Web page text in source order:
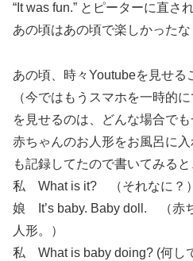
“It was fun.” とピーターに直さ
あの頃はあの頃で楽しかったな
あの頃、時々Youtubeを見せる
（今ではもうスマホを一時的
を見せるのは、どんな場合でも
赤ちゃんのお人形をお風呂に
も記録してたので書いてみると
私 What is it? （それなに？）
娘 It’s baby. Baby doll. （赤
人形。）
私 What is baby doing? (何し